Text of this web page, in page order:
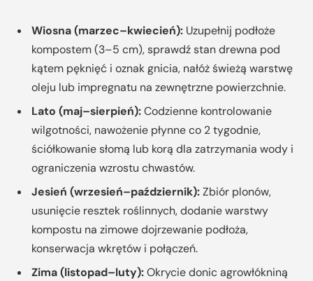
Wiosna (marzec–kwiecień): Uzupełnij podłoże
kompostem (3–5 cm), sprawdź stan drewna pod
kątem pęknięć i oznak gnicia, nałóż świeżą warstwę
oleju lub impregnatu na zewnętrzne powierzchnie.
Lato (maj–sierpień):Codzienne kontrolowanie
wilgotności, nawożenie płynne co 2 tygodnie,
ściółkowanie słomą lub korą dla zatrzymania wody i
ograniczenia wzrostu chwastów.
Jesień (wrzesień–październik):Zbiór plonów,
usunięcie resztek roślinnych, dodanie warstwy
kompostu na zimowe dojrzewanie podłoża,
konserwacja wkrętów i połączeń.
Zima (listopad–luty):Okrycie donic agrowłókniną